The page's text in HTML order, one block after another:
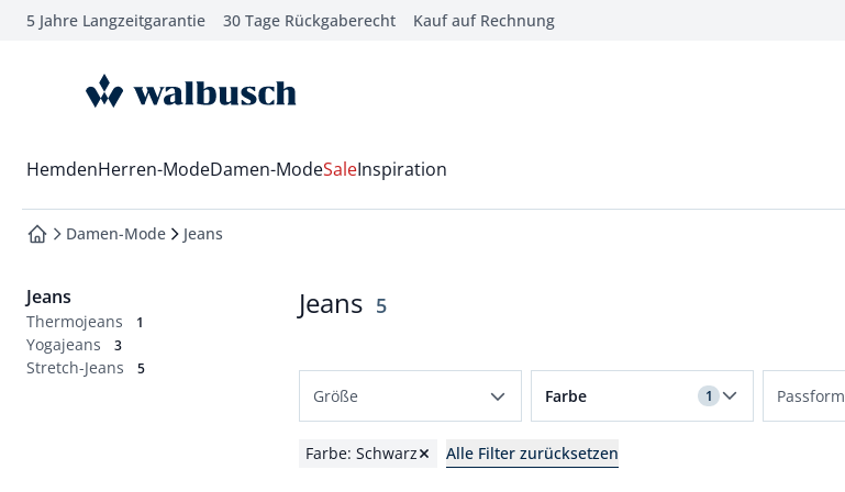
springen
springen
springen
5 Jahre Langzeitgarantie 30 Tage Rückgaberecht Kauf auf Rechnung
zur Startseite
Wechsel in das Menü mit Pfeil-Runter Taste
HemdenHerren-ModeDamen-ModeSaleInspiration
zur Startseite
Damen-Mode Jeans
Jeans
Thermojeans 1
Yogajeans 3
Stretch-Jeans 5
Jeans Ergebnisse
5
Größe
Filter für Farbe Schwarz angewendet
Farbe 1 Passform
Farbe: Schwarz Alle Filter zurücksetzen